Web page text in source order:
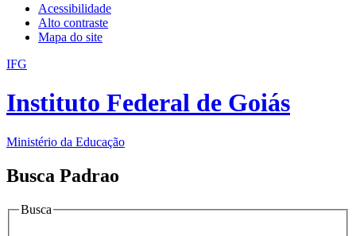
Acessibilidade
Alto contraste
Mapa do site
IFG
Instituto Federal de Goiás
Ministério da Educação
Busca Padrao
Busca